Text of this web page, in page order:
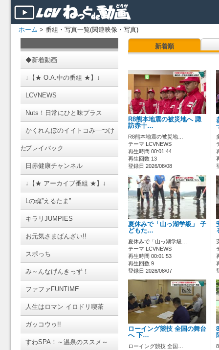
ホーム > 番組・写真一覧(関連映像・写真)
◆新着動画
↓【★ O.A.中の番組 ★】↓
LCVNEWS
Nuts！日常にひと味プラス
かくれんぼのイイトコみ―つけ
たプレイバック
日赤健康チャンネル
↓【★ アーカイブ番組 ★】↓
Lの魂”えるたま”
キラリJUMPIES
お元気さまばんざい!!
スポっち
み～んなげんきっず！
ファファFUNTIME
人生はロマン イロドリ喫茶
ガッコウゥ!!
すわSPA！～温泉のススメ～
新着順
R8熊本地震の被災地へ 諏
訪赤十…
R8熊本地震の被災地…
テーマ LCVNEWS
再生時間 00:01:44
再生回数 13
登録日 2026/08/08
夏休みで「山っ湖学級」 子
どもた…
夏休みで「山っ湖学級…
テーマ LCVNEWS
再生時間 00:01:53
再生回数 9
登録日 2026/08/07
ローイング競技 全国の舞台
へ 下…
ローイング競技 全国…